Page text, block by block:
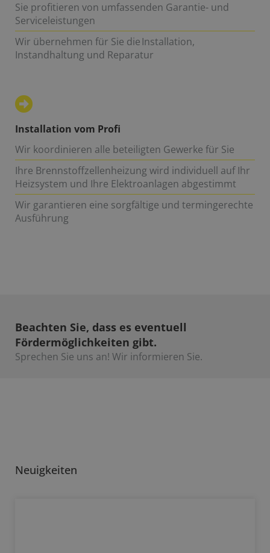
Sie profitieren von umfassenden Garantie- und
Serviceleistungen
Wir übernehmen für Sie die Installation,
Instandhaltung und Reparatur
Installation vom Profi
Wir koordinieren alle beteiligten Gewerke für Sie
Ihre Brennstoffzellenheizung wird individuell auf Ihr
Heizsystem und Ihre Elektroanlagen abgestimmt
Wir garantieren eine sorgfältige und termingerechte
Ausführung
Beachten Sie, dass es eventuell
Fördermöglichkeiten gibt.
Sprechen Sie uns an! Wir informieren Sie.​
Neuigkeiten